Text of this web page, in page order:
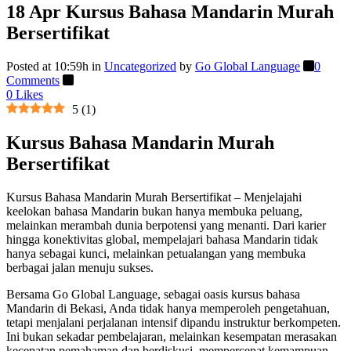
18 Apr Kursus Bahasa Mandarin Murah
Bersertifikat
Posted at 10:59h in Uncategorized by Go Global Language
0
Comments
0 Likes
5 (1)
Kursus Bahasa Mandarin Murah
Bersertifikat
Kursus Bahasa Mandarin Murah Bersertifikat – Menjelajahi
keelokan bahasa Mandarin bukan hanya membuka peluang,
melainkan merambah dunia berpotensi yang menanti. Dari karier
hingga konektivitas global, mempelajari bahasa Mandarin tidak
hanya sebagai kunci, melainkan petualangan yang membuka
berbagai jalan menuju sukses.
Bersama Go Global Language, sebagai oasis kursus bahasa
Mandarin di Bekasi, Anda tidak hanya memperoleh pengetahuan,
tetapi menjalani perjalanan intensif dipandu instruktur berkompeten.
Ini bukan sekadar pembelajaran, melainkan kesempatan merasakan